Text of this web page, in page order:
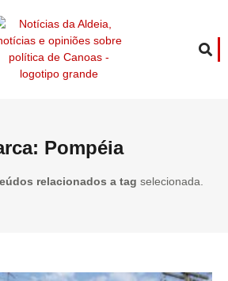
Pompéia
relacionados a tag selecionada.